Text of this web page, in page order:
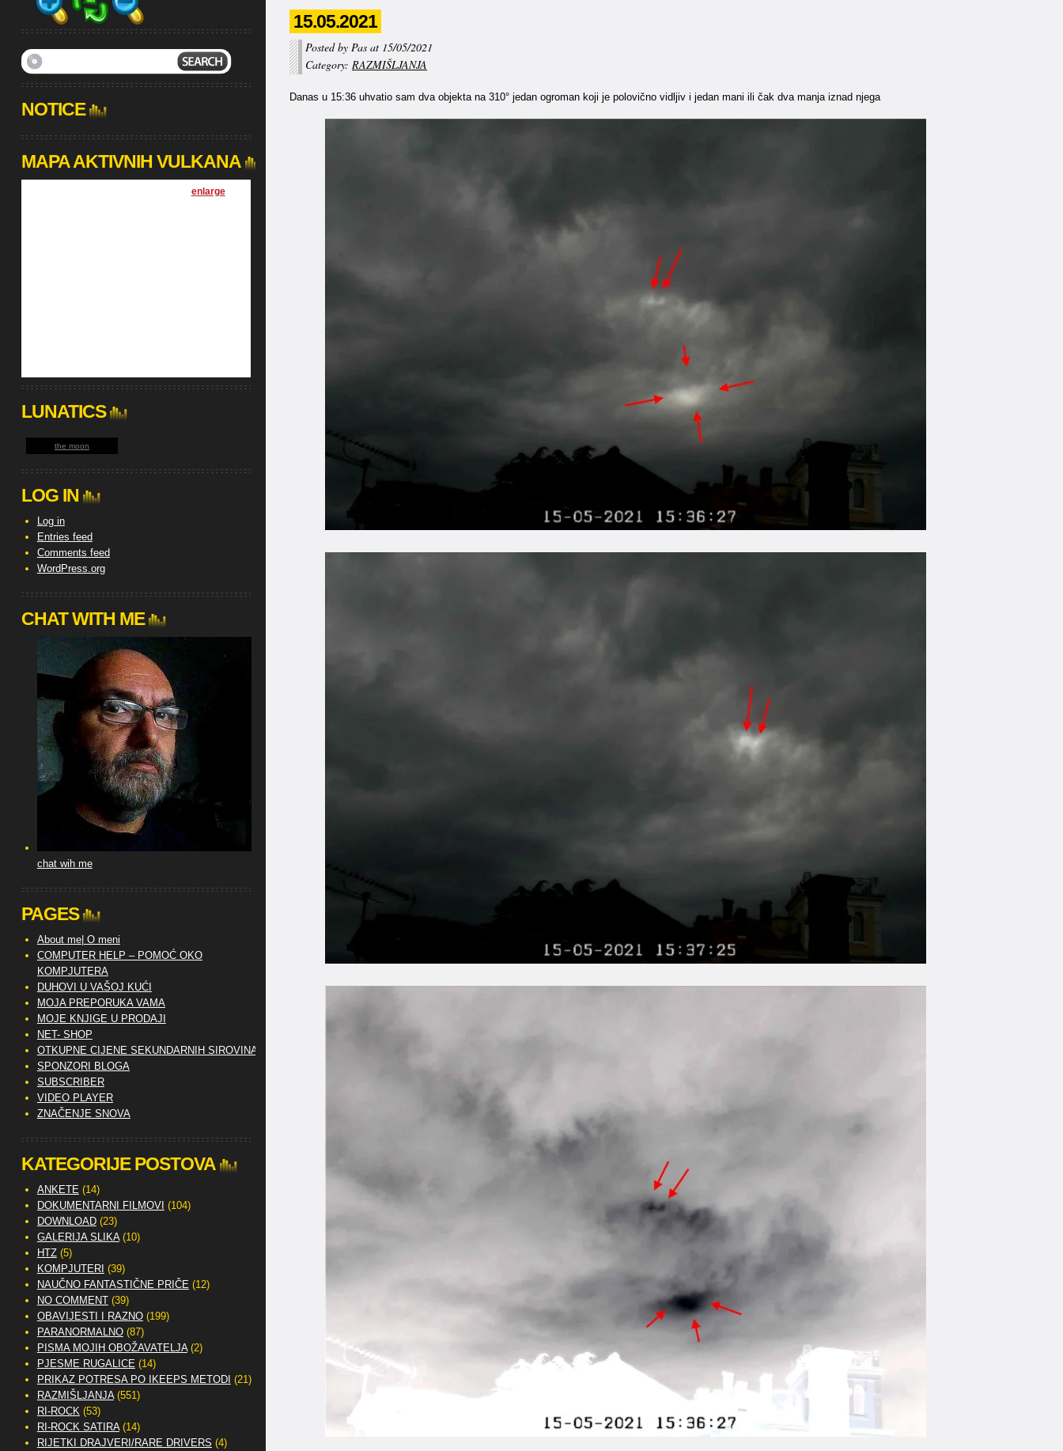
15.05.2021
Posted by Pas at 15/05/2021
Category: RAZMIŠLJANJA
Danas u 15:36 uhvatio sam dva objekta na 310° jedan ogroman koji je polovično vidljiv i jedan mani ili čak dva manja iznad njega
NOTICE
MAPA AKTIVNIH VULKANA
enlarge]
LUNATICS
the moon
LOG IN
Log in
Entries feed
Comments feed
WordPress.org
CHAT WITH ME
chat wih me
PAGES
About me| O meni
COMPUTER HELP – POMOĆ OKO
KOMPJUTERA
DUHOVI U VAŠOJ KUĆI
MOJA PREPORUKA VAMA
MOJE KNJIGE U PRODAJI
NET- SHOP
OTKUPNE CIJENE SEKUNDARNIH SIROVINA
SPONZORI BLOGA
SUBSCRIBER
VIDEO PLAYER
ZNAČENJE SNOVA
KATEGORIJE POSTOVA
ANKETE (14)
DOKUMENTARNI FILMOVI (104)
DOWNLOAD(23)
GALERIJA SLIKA(10)
HTZ(5)
KOMPJUTERI (39)
NAUČNO FANTASTIČNE PRIČE (12)
NO COMMENT(39)
OBAVIJESTI I RAZNO(199)
PARANORMALNO(87)
PISMA MOJIH OBOŽAVATELJA(2)
PJESME RUGALICE (14)
PRIKAZ POTRESA PO IKEEPS METODI (21)
RAZMIŠLJANJA(551)
RI-ROCK(53)
RI-ROCK SATIRA(14)
RIJETKI DRAJVERI/RARE DRIVERS (4)